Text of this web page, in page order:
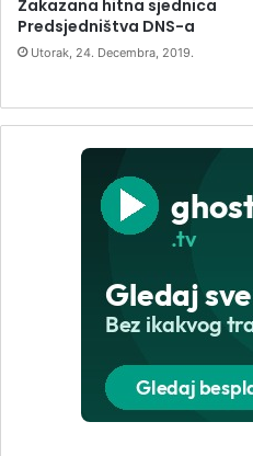
Zakazana hitna sjednica
Predsjedništva DNS-a
Utorak, 24. Decembra, 2019.